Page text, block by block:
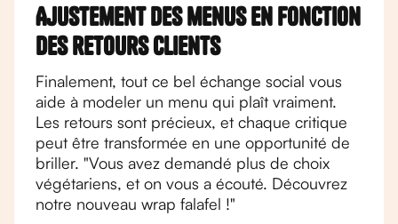
Ajustement des menus en fonction
des retours clients
Finalement, tout ce bel échange social vous
aide à modeler un menu qui plaît vraiment.
Les retours sont précieux, et chaque critique
peut être transformée en une opportunité de
briller. "Vous avez demandé plus de choix
végétariens, et on vous a écouté. Découvrez
notre nouveau wrap falafel !"